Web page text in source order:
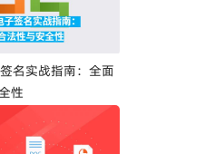
名实战指南：全面
性